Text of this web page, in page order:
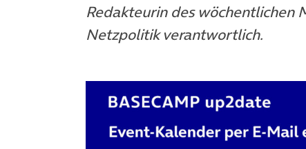
Redakteurin des wöchentlichen
Netzpolitik verantwortlich.